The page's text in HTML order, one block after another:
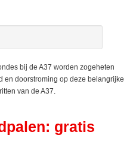
bij de A37 worden zogeheten
en doorstroming op deze belangrijke
van de A37.
gratis